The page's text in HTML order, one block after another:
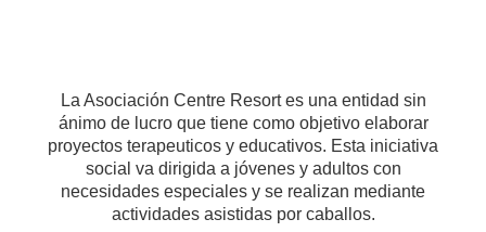
La Asociación Centre Resort es una entidad sin
ánimo de lucro que tiene como objetivo elaborar
proyectos terapeuticos y educativos. Esta iniciativa
social va dirigida a jóvenes y adultos con
necesidades especiales y se realizan mediante
actividades asistidas por caballos.